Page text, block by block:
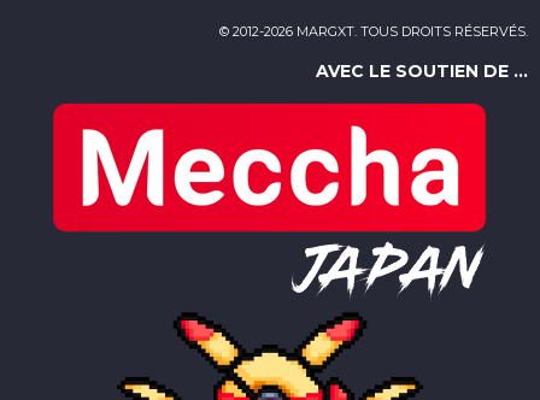
© 2012-2026 MARGXT. TOUS DROITS RÉSERVÉS.
AVEC LE SOUTIEN DE ...